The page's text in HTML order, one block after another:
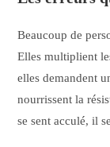
Beaucoup de
Elles multiplient
elles demandent
nourrissent la
se sent acculé, il